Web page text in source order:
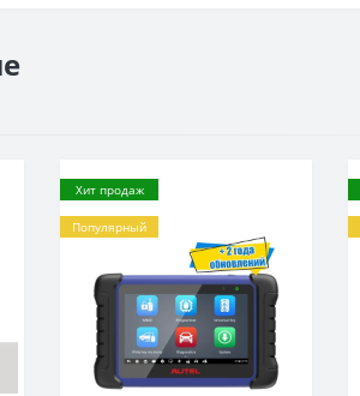
Хит продаж
Популярный